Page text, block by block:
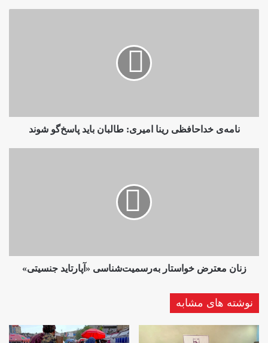
نامه‌ی خداحافظی رینا امیری: طالبان باید پاسخ‌گو شوند
زنان معترض خواستار به‌رسمیت‌شناسی «آپارتاید جنسیتی»
نوشته های مشابه